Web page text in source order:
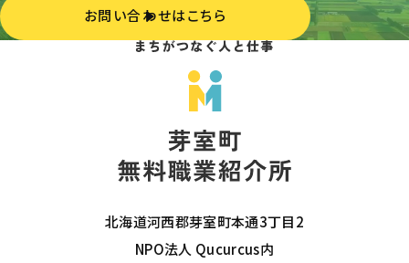
お問い合わせはこちら
北海道河西郡芽室町本通3丁目2
NPO法人 Qucurcus内